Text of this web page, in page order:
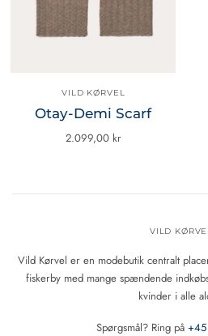
VILD KØRVEL
Otay-Demi Scarf
2.099,00 kr
VILD
Vild Kørvel er en modebutik centralt
fiskerby med mange spændende
kvinder i alle
Spørgsmål? Ring på